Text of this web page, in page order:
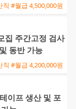
#월급 4,500,000원
집 주간고정 검사
동반 가능
#월급 4,200,000원
이프 생산 및 포